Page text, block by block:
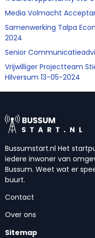
Media Volmacht
Samenwerking Talpa
2024
Senior
Vrijwilliger Projectteam
Hilversum 13-05-2024
Bussumstart.nl Het
iedere inwoner van
Bussum. Weet wat er
buurt.
Contact
Over ons
Sitemap